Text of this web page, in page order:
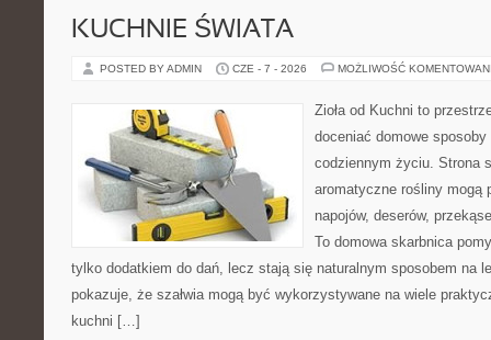
KUCHNIE ŚWIATA
POSTED BY ADMIN CZE - 7 - 2026 MOŻLIWOŚĆ
Zioła od Kuchni to
doceniać domowe
codziennym życiu. Strona
aromatyczne rośliny mogą
napojów, deserów,
To domowa skarbnica
tylko dodatkiem do dań, lecz stają się naturalnym sposobem na
pokazuje, że szałwia mogą być wykorzystywane na wiele
kuchni […]